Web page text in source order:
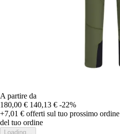
A partire da
180,00 € 140,13 € -22%
+7,01 € offerti sul tuo prossimo ordine
del tuo ordine
Loading...